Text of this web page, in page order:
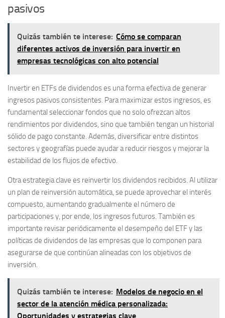
pasivos
Quizás también te interese: Cómo se comparan
diferentes activos de inversión para invertir en
empresas tecnológicas con alto potencial
Invertir en ETFs de dividendos es una forma efectiva de generar
ingresos pasivos consistentes. Para maximizar estos ingresos, es
fundamental seleccionar fondos que no solo ofrezcan altos
rendimientos por dividendos, sino que también tengan un historial
sólido de pago constante. Además, diversificar entre distintos
sectores y geografías puede ayudar a reducir riesgos y mejorar la
estabilidad de los flujos de efectivo.
Otra estrategia clave es reinvertir los dividendos recibidos. Al utilizar
un plan de reinversión automática, se puede aprovechar el interés
compuesto, aumentando gradualmente el número de
participaciones y, por ende, los ingresos futuros. También es
importante revisar periódicamente el desempeño del ETF y las
políticas de dividendos de las empresas que lo componen para
asegurarse de que continúan alineadas con los objetivos de
inversión.
Quizás también te interese: Modelos de negocio en el
sector de la atención médica personalizada:
Oportunidades y estrategias clave